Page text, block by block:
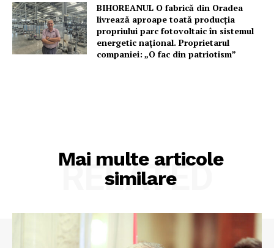
BIHOREANUL O fabrică din Oradea
livrează aproape toată producția
propriului parc fotovoltaic în sistemul
energetic național. Proprietarul
companiei: „O fac din patriotism”
Mai multe articole
similare
RELATED